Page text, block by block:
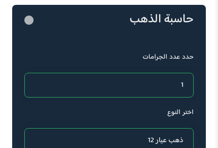
حاسبة الذهب
حدد عدد الجرامات
اختر النوع